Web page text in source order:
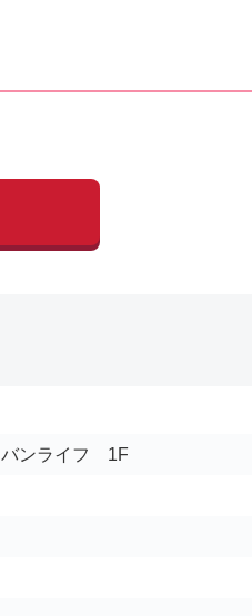
バンライフ 1F